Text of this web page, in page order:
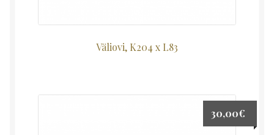
Väliovi, K204 x L83
30,00€